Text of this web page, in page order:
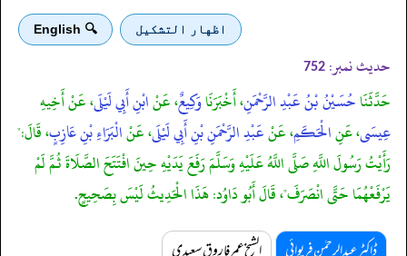
اظهار التشكيل 🔍 English
حدیث نمبر: 752
حَدَّثَنَاحُسَيْنُ بْنُ عَبْدِ الرَّحْمَنِ، أَخْبَرَنَاوَكِيعٌ، عَنْابْنِ أَبِي لَيْلَى، عَنْ أَخِيهِ
عِيسَى، عَنِالْحَكَمِ، عَنْعَبْدِ الرَّحْمَنِ بْنِ أَبِي لَيْلَى، عَنْالْبَرَاءِ بْنِ عَازِبٍ، قَالَ:"
رَأَيْتُ رَسُولَ اللَّهِ صَلَّى اللَّهُ عَلَيْهِ وَسَلَّمَ رَفَعَ يَدَيْهِ حِينَ افْتَتَحَ الصَّلَاةَ ثُمَّ لَمْ
يَرْفَعْهُمَا حَتَّى انْصَرَفَ"، قَالَ أَبُو دَاوُد: هَذَا الْحَدِيثُ لَيْسَ بِصَحِيحٍ.